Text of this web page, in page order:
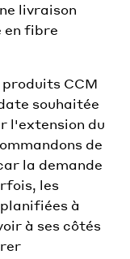
livraison
en fibre
produits CCM
souhaitée
l'extension du
de
la demande
les
à
à ses côtés